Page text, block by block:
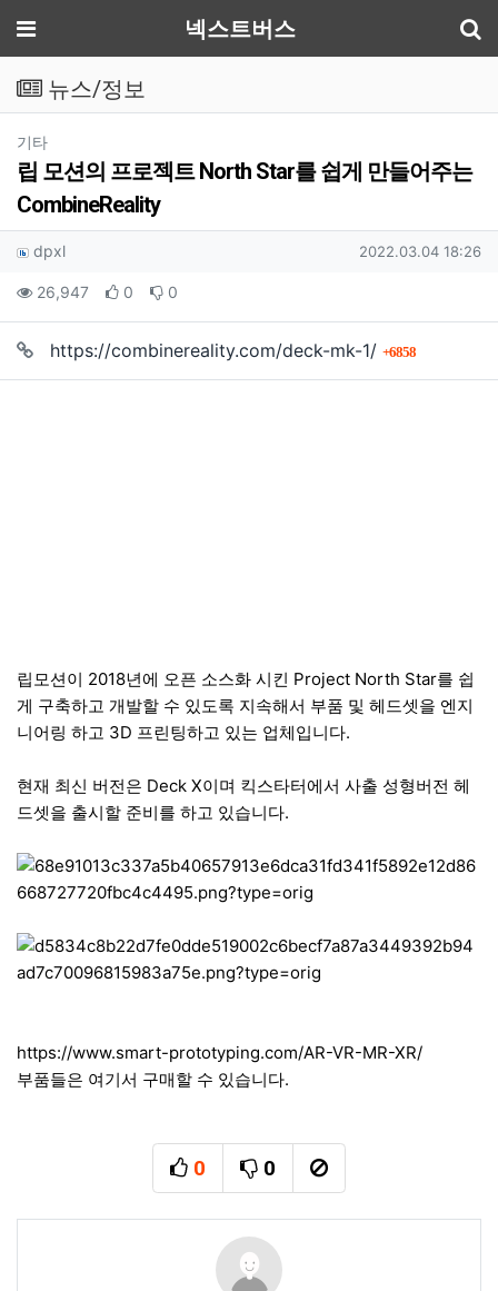
메뉴 넥스트버스
뉴스/정보
기타분류
립 모션의 프로젝트 North Star를 쉽게 만들어주는
CombineReality
작성자 정보
dpxl작성 작성일
2022.03.04 18:26
컨텐츠 정보
26,947조회 0 추천 0
본문
https://combinereality.com/deck-mk-1/ 6858회 연결
립모션이 2018년에 오픈 소스화 시킨 Project North Star를 쉽
게 구축하고 개발할 수 있도록 지속해서 부품 및 헤드셋을 엔지
니어링 하고 3D 프린팅하고 있는 업체입니다.
현재 최신 버전은 Deck X이며 킥스타터에서 사출 성형버전 헤
드셋을 출시할 준비를 하고 있습니다.
https://www.smart-prototyping.com/AR-VR-MR-XR/
부품들은 여기서 구매할 수 있습니다.
0
추천
0
비추천신고